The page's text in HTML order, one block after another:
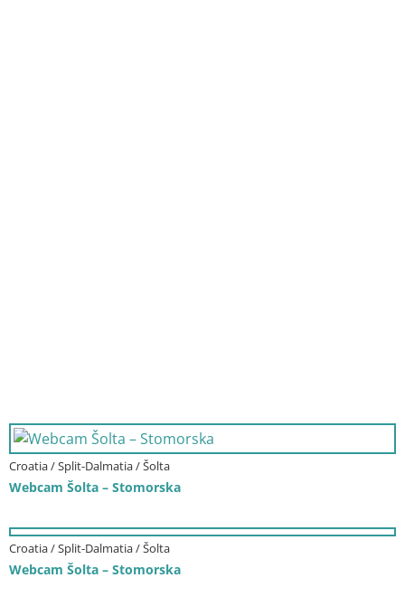
Croatia / Split-Dalmatia / Šolta
Webcam Šolta – Stomorska
Croatia / Split-Dalmatia / Šolta
Webcam Šolta – Stomorska